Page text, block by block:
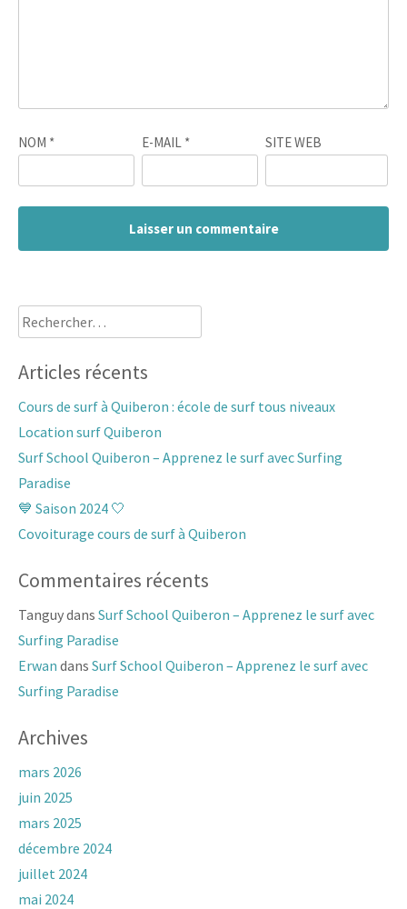
NOM * E-MAIL * SITE WEB
Rechercher :
Articles récents
Cours de surf à Quiberon : école de surf tous niveaux
Location surf Quiberon
Surf School Quiberon – Apprenez le surf avec Surfing
Paradise
💙 Saison 2024 🤍
Covoiturage cours de surf à Quiberon
Commentaires récents
Tanguydans Surf School Quiberon – Apprenez le surf avec
Surfing Paradise
Erwan dans Surf School Quiberon – Apprenez le surf avec
Surfing Paradise
Archives
mars 2026
juin 2025
mars 2025
décembre 2024
juillet 2024
mai 2024